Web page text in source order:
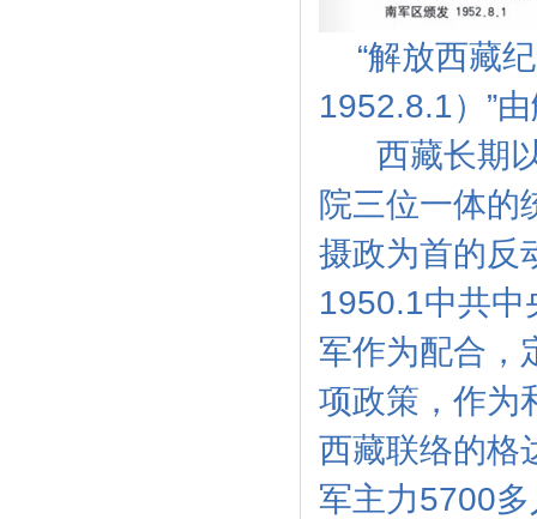
“解放西藏
1952.8.1）”
西藏长期以
院三位一体的
摄政为首的反
1950.1中共中
军作为配合，
项政策，作为
西藏联络的格
军主力5700